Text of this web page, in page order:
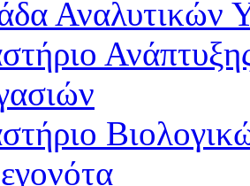
Αναλυτικών